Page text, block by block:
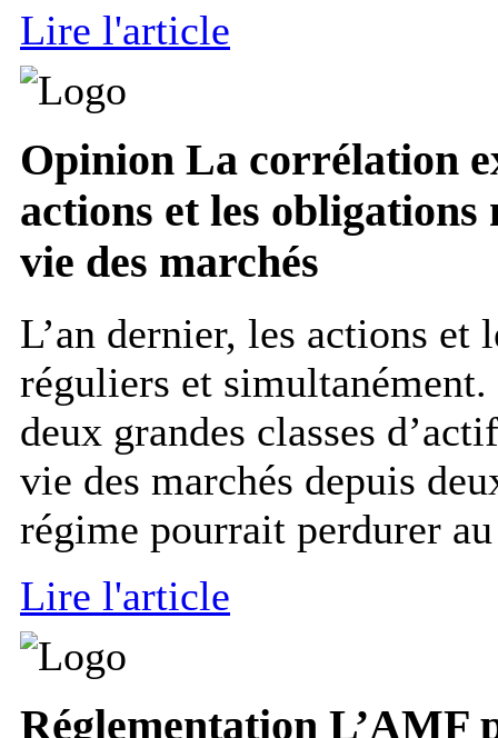
Lire l'article
Opinion La corrélation
actions et les
vie des marchés
L’an dernier, les actions et
réguliers et
deux grandes classes
vie des marchés depuis
régime pourrait perdurer
Lire l'article
Réglementation L’AMF